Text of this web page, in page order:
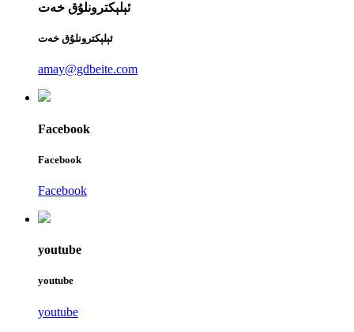
ئېلېكترونلۇق خەت
ئېلېكترونلۇق خەت
amay@gdbeite.com
Facebook
Facebook
Facebook
youtube
youtube
youtube